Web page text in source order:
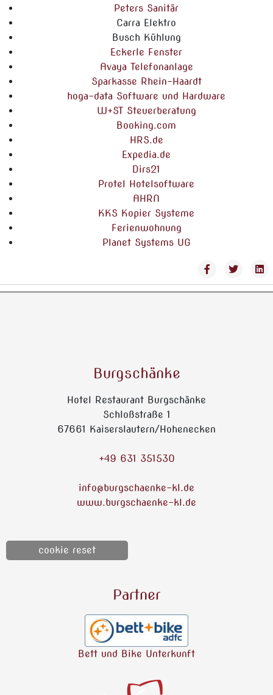
Peters Sanitär
Carra Elektro
Busch Kühlung
Eckerle Fenster
Avaya Telefonanlage
Sparkasse Rhein-Haardt
hoga-data Software und Hardware
W+ST Steuerberatung
Booking.com
HRS.de
Expedia.de
Dirs21
Protel Hotelsoftware
AHRN
KKS Kopier Systeme
Ferienwohnung
Planet Systems UG
Burgschänke
Hotel Restaurant Burgschänke
Schloßstraße 1
67661 Kaiserslautern/Hohenecken
+49 631 351530
info@burgschaenke-kl.de
www.burgschaenke-kl.de
cookie reset
Partner
Bett und Bike Unterkunft